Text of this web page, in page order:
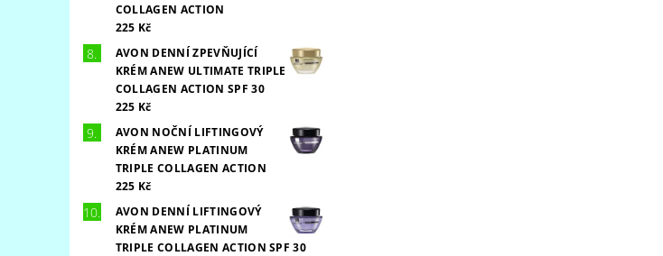
COLLAGEN ACTION
225 Kč
AVON DENNÍ ZPEVŇUJÍCÍ
KRÉM ANEW ULTIMATE TRIPLE
COLLAGEN ACTION SPF 30
225 Kč
AVON NOČNÍ LIFTINGOVÝ
KRÉM ANEW PLATINUM
TRIPLE COLLAGEN ACTION
225 Kč
AVON DENNÍ LIFTINGOVÝ
KRÉM ANEW PLATINUM
TRIPLE COLLAGEN ACTION SPF 30